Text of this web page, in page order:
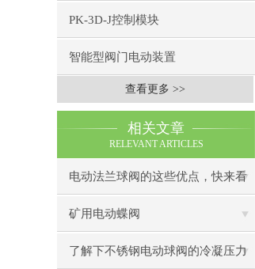
PK-3D-J控制模块
智能型阀门电动装置
查看更多 >>
相关文章
RELEVANT ARTICLES
电动法兰球阀的这些优点，快来看
看吧
矿用电动蝶阀
了解下不锈钢电动球阀的冷凝压力